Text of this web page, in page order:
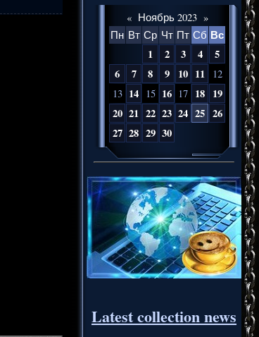
« Ноябрь 2023 »
Пн Вт Ср Чт Пт Сб Вс
1
2 3 4
5
6
7 8 9 10 11
12
13 14 15 16 17 18 19
20 21 22 23 24 25 26
27 28 29 30
Latest collection news